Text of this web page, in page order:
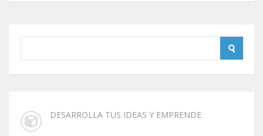
DESARROLLA TUS IDEAS Y EMPRENDE